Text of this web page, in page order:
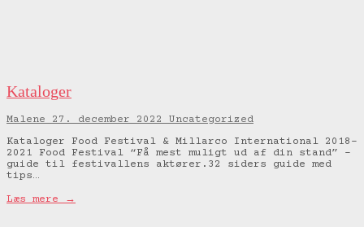
Kataloger
Malene 27. december 2022
Uncategorized
Kataloger Food Festival & Millarco International 2018-
2021 Food Festival “Få mest muligt ud af din stand” –
guide til festivallens aktører.32 siders guide med
tips…
Læs mere →